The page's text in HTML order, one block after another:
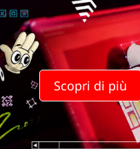
Scopri di più